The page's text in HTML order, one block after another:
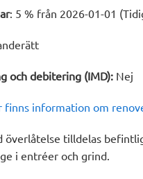
: 5 % från 2026-01-01
och debitering (IMD): Nej
finns information om
överlåtelse tilldelas
i entréer och grind.